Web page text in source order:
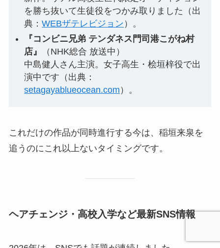
を勝ち抜いて生徒役をつかみ取りました（出
典：WEBザテレビジョン ）。
『コンビニ兄弟 テンダネス門司港こがね村
店』
（NHK総合 放送中）
中島健人さん主演。女子高生・桧垣梓役で出
演中です（出典：
setagayablueocean.com ）。
これだけの作品が同時進行する今は、稲垣来泉を
追うのにこれ以上ないタイミングです。
ヘアチェンジ・高校入学など最新SNS情報